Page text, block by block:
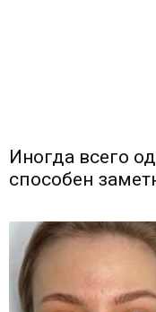
Иногда всего
способен